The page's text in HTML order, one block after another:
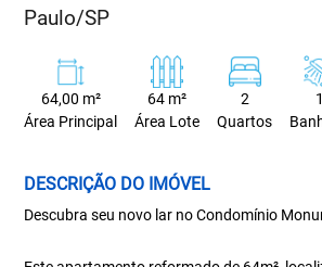
Paulo/SP
64,00 m²
Área Principal
64 m²
Área Lote
2
Quartos
1
DESCRIÇÃO DO IMÓVEL
Descubra seu novo lar no Condomínio